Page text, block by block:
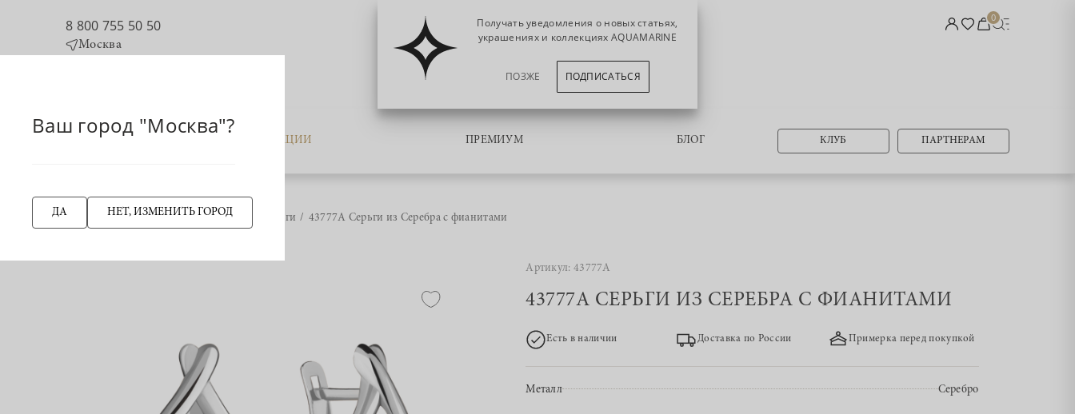
8 800 755 50 50
Москва
0
КАТАЛОГ АКЦИИ ПРЕМИУМ БЛОГ КЛУБ ПАРТНЕРАМ
НАЗАД Главная страница Серьги 43777А Серьги из Серебра с фианитами
Артикул: 43777А
43777А СЕРЬГИ ИЗ СЕРЕБРА С ФИАНИТАМИ
Есть в наличии Доставка по России Примерка перед покупкой
Металл Серебро
Ваш город "Москва"?
ДА НЕТ, ИЗМЕНИТЬ ГОРОД
Получать уведомления о новых статьях,
украшениях и коллекциях AQUAMARINE
ПОЗЖЕ ПОДПИСАТЬСЯ